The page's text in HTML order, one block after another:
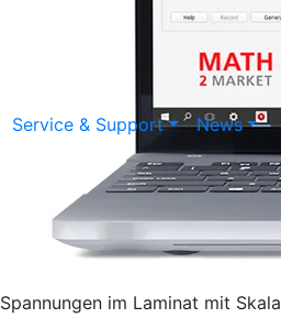
Service & Support
News
Spannungen im Laminat mit Skala